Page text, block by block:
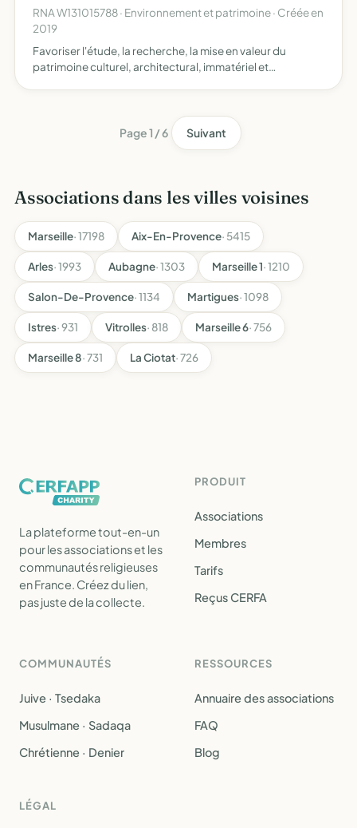
RNA W131015788 · Environnement et patrimoine · Créée en
2019
Favoriser l'étude, la recherche, la mise en valeur du
patrimoine culturel, architectural, immatériel et
Page 1 / 6 Suivant
Associations dans les villes voisines
Marseille· 17198 Aix-En-Provence· 5415
Arles· 1993 Aubagne· 1303 Marseille 1· 1210
Salon-De-Provence· 1134 Martigues· 1098
Istres· 931 Vitrolles· 818 Marseille 6· 756
Marseille 8· 731 La Ciotat· 726
La plateforme tout-en-un
pour les associations et les
communautés religieuses
en France. Créez du lien,
pas juste de la collecte.
PRODUIT
Associations
Membres
Tarifs
Reçus CERFA
COMMUNAUTÉS
Juive · Tsedaka
Musulmane · Sadaqa
Chrétienne · Denier
RESSOURCES
Annuaire des associations
FAQ
Blog
LÉGAL